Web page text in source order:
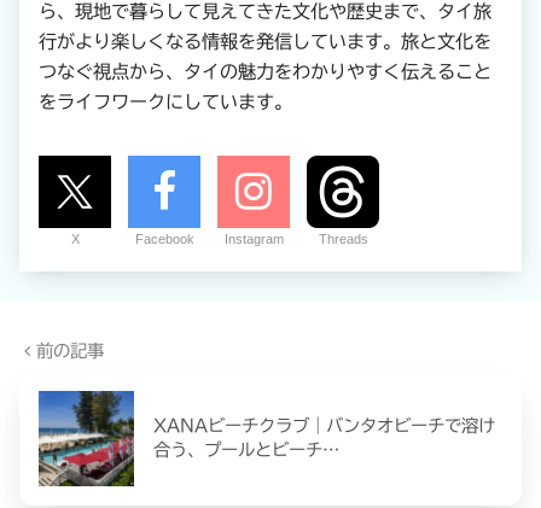
ら、現地で暮らして見えてきた文化や歴史まで、タイ旅
行がより楽しくなる情報を発信しています。旅と文化を
つなぐ視点から、タイの魅力をわかりやすく伝えること
をライフワークにしています。
X Facebook Instagram Threads
前の記事
XANAビーチクラブ｜バンタオビーチで溶け
合う、プールとビーチ…